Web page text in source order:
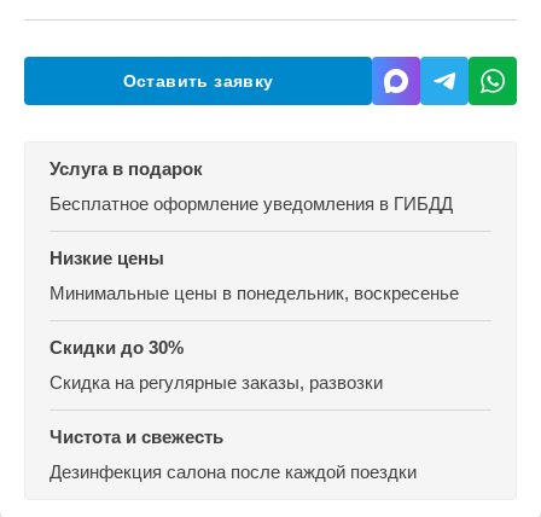
Оставить заявку
Услуга в подарок
Бесплатное оформление уведомления в ГИБДД
Низкие цены
Минимальные цены в понедельник, воскресенье
Скидки до 30%
Скидка на регулярные заказы, развозки
Чистота и свежесть
Дезинфекция салона после каждой поездки